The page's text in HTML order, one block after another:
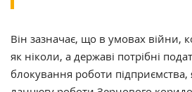
Він зазначає, що в умовах війни,
як ніколи, а державі потрібні
блокування роботи підприємства,